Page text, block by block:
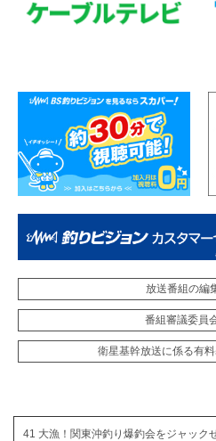
放送番組の編
番組審議委員
衛星基幹放送に係る有
41 大漁！関東沖釣り爆釣会をジャック